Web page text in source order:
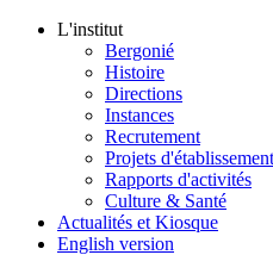
L'institut
Bergonié
Histoire
Directions
Instances
Recrutement
Projets d'établissement
Rapports d'activités
Culture & Santé
Actualités et Kiosque
English version